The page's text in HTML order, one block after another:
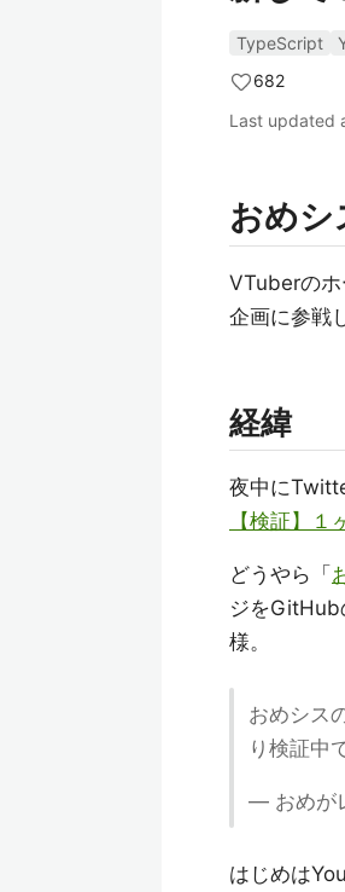
TypeScript
682
Last updated
おめ
VTuberのホ
企画に参戦
経緯
夜中に
【検証】
どうやら「
ジをGitHub
様。
おめシス
り検証中
— おめが
はじめは